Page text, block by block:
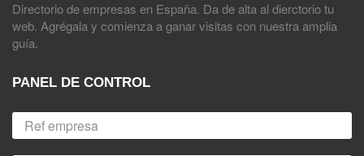
Directorio de empresas en España. Da de alta al dierctorio tu
web. Agrégala y comienza a ganar visitas con nuestra amplia
guía.
PANEL DE CONTROL